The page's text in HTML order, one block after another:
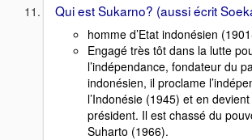
Qui est Sukarno? (aussi écrit
homme d’Etat indonésien
Engagé très tôt dans la lutte
l’indépendance, fondateur du
indonésien, il proclame
l’Indonésie (1945) et en
président. Il est chassé du
Suharto (1966).